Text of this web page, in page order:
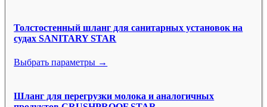
Толстостенный шланг для санитарных установок на
судах SANITARY STAR
Выбрать параметры →
Шланг для перегрузки молока и аналогичных